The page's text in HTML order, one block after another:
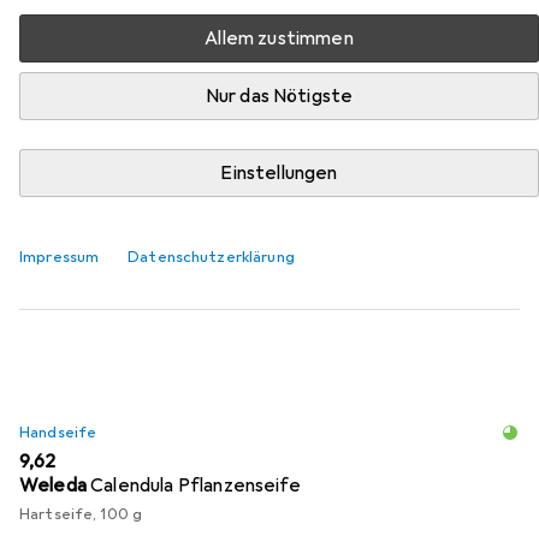
Allem zustimmen
Nur das Nötigste
Einstellungen
Impressum Datenschutzerklärung
SpeickNatural Seife
13
Handseife
EUR
9,62
WeledaCalendula Pflanzenseife
Hartseife, 100 g